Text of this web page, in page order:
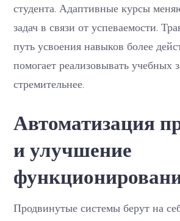
студента. Адаптивные курсы
задач в связи от успеваемости.
путь усвоения навыков более
помогает реализовывать учебных
стремительнее.
Автоматизация
и улучшение
Продвинутые системы берут на